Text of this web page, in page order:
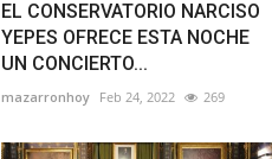
EL CONSERVATORIO NARCISO
YEPES OFRECE ESTA NOCHE
UN CONCIERTO...
mazarronhoy Feb 24, 2022 269